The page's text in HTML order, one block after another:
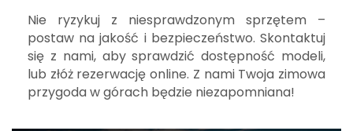
Nie ryzykuj z niesprawdzonym sprzętem –
postaw na jakość i bezpieczeństwo. Skontaktuj
się z nami, aby sprawdzić dostępność modeli,
lub złóż rezerwację online. Z nami Twoja zimowa
przygoda w górach będzie niezapomniana!